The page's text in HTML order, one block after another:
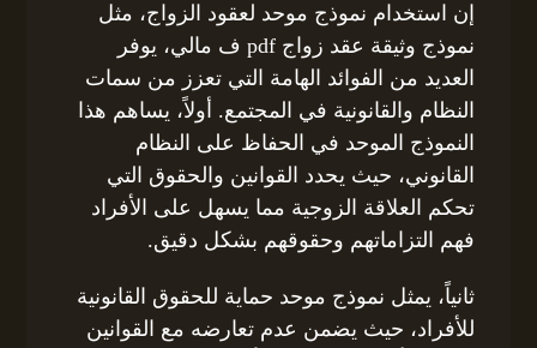
إن استخدام نموذج موحد لعقود الزواج، مثل
نموذج وثيقة عقد زواج pdf ف مالي، يوفر
العديد من الفوائد الهامة التي تعزز من سمات
النظام والقانونية في المجتمع. أولاً، يساهم هذا
النموذج الموحد في الحفاظ على النظام
القانوني، حيث يحدد القوانين والحقوق التي
تحكم العلاقة الزوجية مما يسهل على الأفراد
فهم التزاماتهم وحقوقهم بشكل دقيق.
ثانياً، يمثل نموذج موحد حماية للحقوق القانونية
للأفراد، حيث يضمن عدم تعارضه مع القوانين